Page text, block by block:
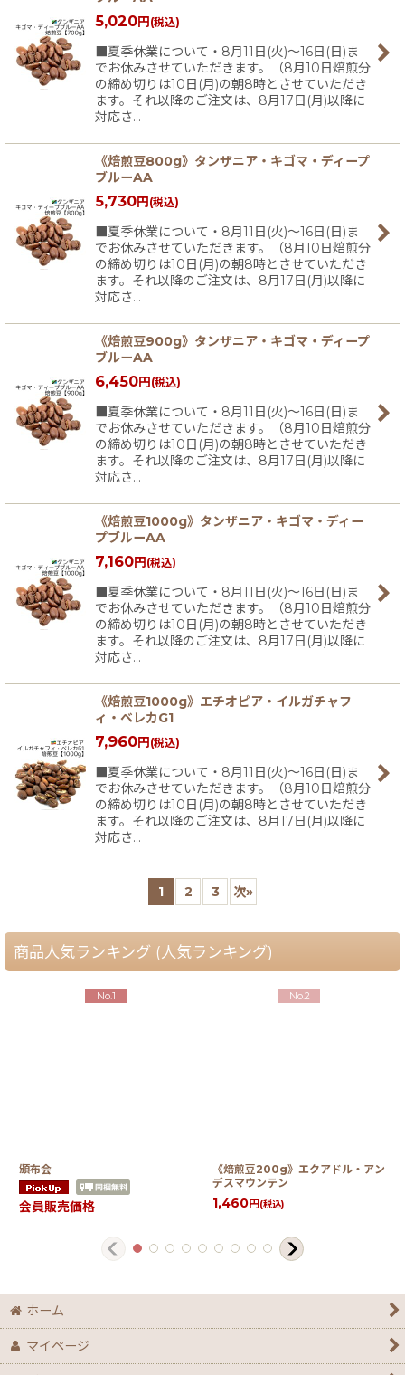
5,020円(税込)
■夏季休業について・8月11日(火)〜16日(日)ま
でお休みさせていただきます。（8月10日焙煎分
の締め切りは10日(月)の朝8時とさせていただき
ます。それ以降のご注文は、8月17日(月)以降に
対応さ…
《焙煎豆800g》タンザニア・キゴマ・ディープ
ブルーAA
5,730円(税込)
■夏季休業について・8月11日(火)〜16日(日)ま
でお休みさせていただきます。（8月10日焙煎分
の締め切りは10日(月)の朝8時とさせていただき
ます。それ以降のご注文は、8月17日(月)以降に
対応さ…
《焙煎豆900g》タンザニア・キゴマ・ディープ
ブルーAA
6,450円(税込)
■夏季休業について・8月11日(火)〜16日(日)ま
でお休みさせていただきます。（8月10日焙煎分
の締め切りは10日(月)の朝8時とさせていただき
ます。それ以降のご注文は、8月17日(月)以降に
対応さ…
《焙煎豆1000g》タンザニア・キゴマ・ディー
プブルーAA
7,160円(税込)
■夏季休業について・8月11日(火)〜16日(日)ま
でお休みさせていただきます。（8月10日焙煎分
の締め切りは10日(月)の朝8時とさせていただき
ます。それ以降のご注文は、8月17日(月)以降に
対応さ…
《焙煎豆1000g》エチオピア・イルガチャフ
ィ・ベレカG1
7,960円(税込)
■夏季休業について・8月11日(火)〜16日(日)ま
でお休みさせていただきます。（8月10日焙煎分
の締め切りは10日(月)の朝8時とさせていただき
ます。それ以降のご注文は、8月17日(月)以降に
対応さ…
1 2 3 次»
商品人気ランキング (人気ランキング)
No.1
頒布会
会員販売価格
No.2
《焙煎豆200g》エクアドル・アン
デスマウンテン
1,460円 (税込)
ホーム
マイページ